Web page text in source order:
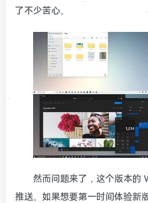
了不少苦心。
然而问题来了，这个版本的
推送。如果想要第一时间体验新